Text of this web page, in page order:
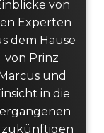
von
Experten
dem Hause
von Prinz
und
in die
zukünftigen